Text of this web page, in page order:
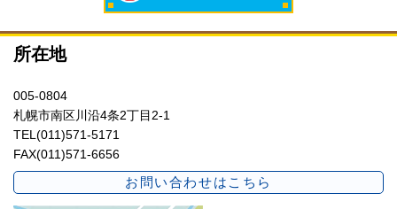
所在地
005-0804
札幌市南区川沿4条2丁目2-1
TEL(011)571-5171
FAX(011)571-6656
お問い合わせはこちら